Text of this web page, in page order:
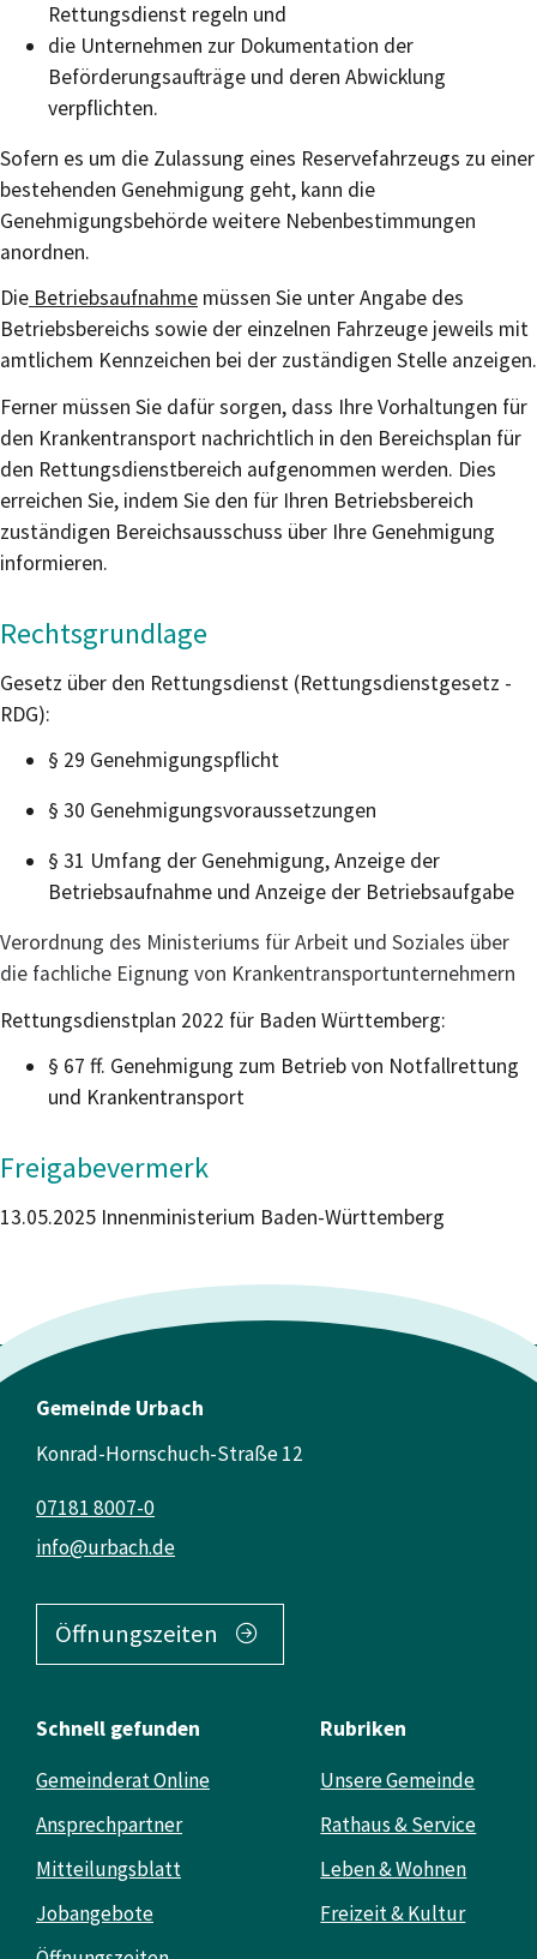
Rettungsdienst regeln und
die Unternehmen zur Dokumentation der
Beförderungsaufträge und deren Abwicklung
verpflichten.
Sofern es um die Zulassung eines Reservefahrzeugs zu einer
bestehenden Genehmigung geht, kann die
Genehmigungsbehörde weitere Nebenbestimmungen
anordnen.
Die Betriebsaufnahme müssen Sie unter Angabe des
Betriebsbereichs sowie der einzelnen Fahrzeuge jeweils mit
amtlichem Kennzeichen bei der zuständigen Stelle anzeigen.
Ferner müssen Sie dafür sorgen, dass Ihre Vorhaltungen für
den Krankentransport nachrichtlich in den Bereichsplan für
den Rettungsdienstbereich aufgenommen werden. Dies
erreichen Sie, indem Sie den für Ihren Betriebsbereich
zuständigen Bereichsausschuss über Ihre Genehmigung
informieren.
Rechtsgrundlage
Gesetz über den Rettungsdienst (Rettungsdienstgesetz -
RDG):
§ 29 Genehmigungspflicht
§ 30 Genehmigungsvoraussetzungen
§ 31 Umfang der Genehmigung, Anzeige der
Betriebsaufnahme und Anzeige der Betriebsaufgabe
Verordnung des Ministeriums für Arbeit und Soziales über
die fachliche Eignung von Krankentransportunternehmern
Rettungsdienstplan 2022 für Baden Württemberg:
§ 67 ff. Genehmigung zum Betrieb von Notfallrettung
und Krankentransport
Freigabevermerk
13.05.2025 Innenministerium Baden-Württemberg
Gemeinde Urbach
Konrad-Hornschuch-Straße 12
info@urbach.de
07181 8007-0
Öffnungszeiten
Schnell gefunden
Gemeinderat Online
Ansprechpartner
Mitteilungsblatt
Jobangebote
Rubriken
Unsere Gemeinde
Rathaus & Service
Leben & Wohnen
Freizeit & Kultur